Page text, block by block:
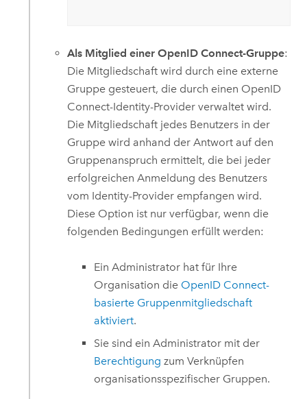
Als Mitglied einer OpenID Connect-Gruppe:
Die Mitgliedschaft wird durch eine externe
Gruppe gesteuert, die durch einen OpenID
Connect-Identity-Provider verwaltet wird.
Die Mitgliedschaft jedes Benutzers in der
Gruppe wird anhand der Antwort auf den
Gruppenanspruch ermittelt, die bei jeder
erfolgreichen Anmeldung des Benutzers
vom Identity-Provider empfangen wird.
Diese Option ist nur verfügbar, wenn die
folgenden Bedingungen erfüllt werden:
Ein Administrator hat für Ihre
Organisation die OpenID Connect-
basierte Gruppenmitgliedschaft
aktiviert.
Sie sind ein Administrator mit der
Berechtigung zum Verknüpfen
organisationsspezifischer Gruppen.